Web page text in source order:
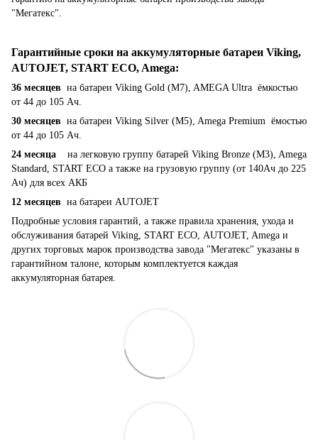
"Мегатекс".
Гарантийные сроки на аккумуляторные батареи Viking,
AUTOJET, START ECO, Amega:
36 месяцев на батареи Viking Gold (M7), AMEGA Ultra ёмкостью
от 44 до 105 Ач.
30 месяцев на батареи Viking Silver (M5), Amega Premium ёмостью
от 44 до 105 Ач.
24 месяца на легковую группу батарей Viking Bronze (M3), Amega
Standard, START ECO а также на грузовую группу (от 140Ач до 225
Ач) для всех АКБ
12 месяцев на батареи AUTOJET
Подробные условия гарантий, а также правила хранения, ухода и
обслуживания батарей Viking, START ECO, AUTOJET, Amega и
других торговых марок производства завода "Мегатекс" указаны в
гарантийном талоне, которым комплектуется каждая
аккумуляторная батарея.